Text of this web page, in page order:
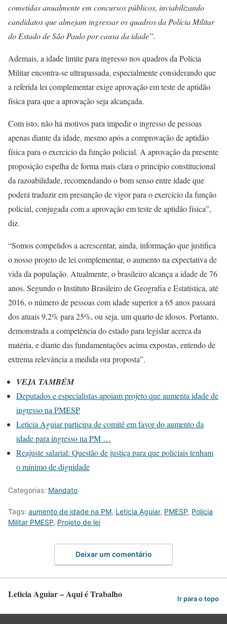
cometidas anualmente em concursos públicos, inviabilizando
candidatos que almejam ingressar os quadros da Polícia Militar
do Estado de São Paulo por causa da idade”.
Ademais, a idade limite para ingresso nos quadros da Polícia
Militar encontra-se ultrapassada, especialmente considerando que
a referida lei complementar exige aprovação em teste de aptidão
física para que a aprovação seja alcançada.
Com isto, não há motivos para impedir o ingresso de pessoas
apenas diante da idade, mesmo após a comprovação de aptidão
física para o exercício da função policial. A aprovação da presente
proposição espelha de forma mais clara o princípio constitucional
da razoabilidade, recomendando o bom senso entre idade que
poderá traduzir em presunção de vigor para o exercício da função
policial, conjugada com a aprovação em teste de aptidão física”,
diz.
“Somos compelidos a acrescentar, ainda, informação que justifica
o nosso projeto de lei complementar, o aumento na expectativa de
vida da população. Atualmente, o brasileiro alcança a idade de 76
anos. Segundo o Instituto Brasileiro de Geografia e Estatística, até
2016, o número de pessoas com idade superior a 65 anos passará
dos atuais 9,2% para 25%, ou seja, um quarto de idosos. Portanto,
demonstrada a competência do estado para legislar acerca da
matéria, e diante das fundamentações acima expostas, entendo de
extrema relevância a medida ora proposta”.
VEJA TAMBÉM
Deputados e especialistas apoiam projeto que aumenta idade de
ingresso na PMESP
Leticia Aguiar participa de comitê em favor do aumento da
idade para ingresso na PM …
Reajuste salarial: Questão de justiça para que policiais tenham
o mínimo de dignidade
Categorias: Mandato
Tags: aumento de idade na PM, Leticia Aguiar, PMESP, Policia
Militar PMESP, Projeto de lei
Deixar um comentário
Leticia Aguiar – Aqui é Trabalho Ir para o topo